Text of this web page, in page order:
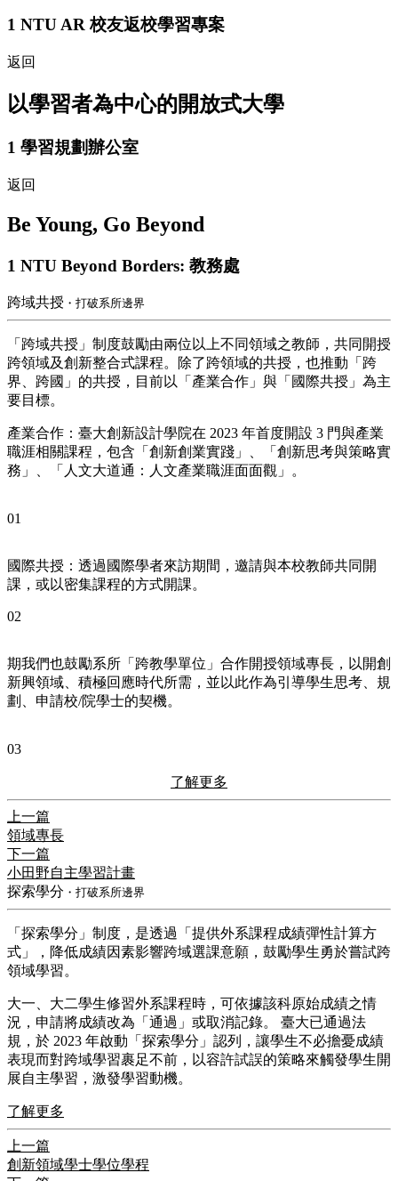
1 NTU AR 校友返校學習專案
返回
以學習者為中心的開放式大學
1 學習規劃辦公室
返回
Be Young, Go Beyond
1 NTU Beyond Borders: 教務處
跨域共授 ・打破系所邊界
「跨域共授」制度鼓勵由兩位以上不同領域之教師，共同開授
跨領域及創新整合式課程。除了跨領域的共授，也推動「跨
界、跨國」的共授，目前以「產業合作」與「國際共授」為主
要目標。
產業合作：臺大創新設計學院在 2023 年首度開設 3 門與產業
職涯相關課程，包含「創新創業實踐」、「創新思考與策略實
務」、「人文大道通：人文產業職涯面面觀」。
01
國際共授：透過國際學者來訪期間，邀請與本校教師共同開
課，或以密集課程的方式開課。
02
期我們也鼓勵系所「跨教學單位」合作開授領域專長，以開創
新興領域、積極回應時代所需，並以此作為引導學生思考、規
劃、申請校/院學士的契機。
03
了解更多
上一篇
領域專長
下一篇
小田野自主學習計畫
探索學分 ・打破系所邊界
​「探索學分」制度，是透過「提供外系課程成績彈性計算方
式」，降低成績因素影響跨域選課意願，鼓勵學生勇於嘗試跨
領域學習。
​大一、大二學生修習外系課程時，可依據該科原始成績之情
況，申請將成績改為「通過」或取消記錄。 臺大已通過法
規，於 2023 年啟動「探索學分」認列，讓學生不必擔憂成績
表現而對跨域學習裹足不前，以容許試誤的策略來觸發學生開
展自主學習，激發學習動機。
了解更多
上一篇
創新領域學士學位學程